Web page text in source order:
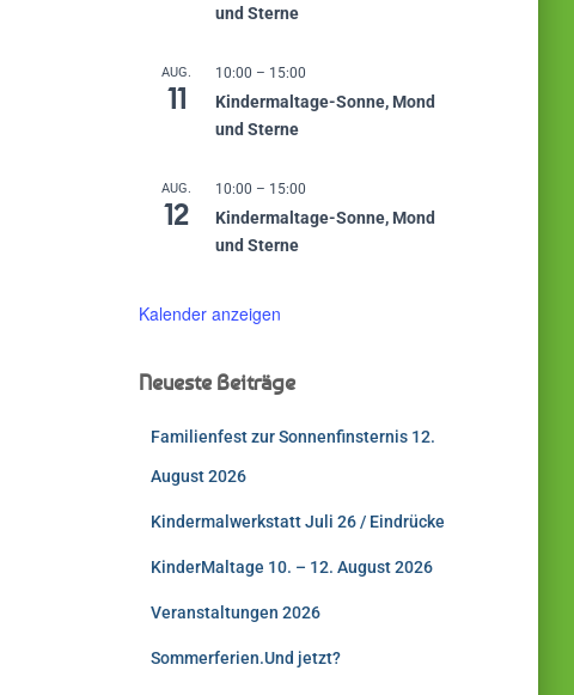
und Sterne
AUG.
11
10:00 – 15:00
Kindermaltage-Sonne, Mond
und Sterne
AUG.
12
10:00 – 15:00
Kindermaltage-Sonne, Mond
und Sterne
Kalender anzeigen
Neueste Beiträge
Familienfest zur Sonnenfinsternis 12.
August 2026
Kindermalwerkstatt Juli 26 / Eindrücke
KinderMaltage 10. – 12. August 2026
Veranstaltungen 2026
Sommerferien.Und jetzt?